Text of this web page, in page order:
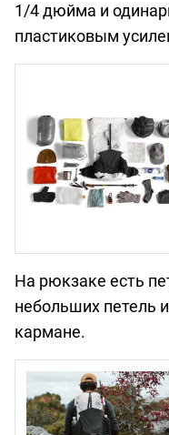
1/4 дюйма и
пластиковым
На рюкзаке есть
небольших петель
кармане.